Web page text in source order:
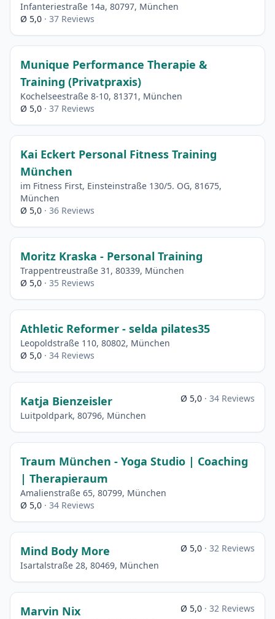
Infanteriestraße 14a, 80797, München
Ø 5,0 · 37 Reviews
Munique Performance Therapie &
Training (Privatpraxis)
Kochelseestraße 8-10, 81371, München
Ø 5,0 · 37 Reviews
Kai Eckert Personal Fitness Training
München
im Fitness First, Einsteinstraße 130/5. OG, 81675,
München
Ø 5,0 · 36 Reviews
Moritz Kraska - Personal Training
Trappentreustraße 31, 80339, München
Ø 5,0 · 35 Reviews
Athletic Reformer - selda pilates35
Leopoldstraße 110, 80802, München
Ø 5,0 · 34 Reviews
Katja Bienzeisler
Luitpoldpark, 80796, München
Ø 5,0 · 34 Reviews
Traum München - Yoga Studio | Coaching
| Therapieraum
Amalienstraße 65, 80799, München
Ø 5,0 · 34 Reviews
Mind Body More
Isartalstraße 28, 80469, München
Ø 5,0 · 32 Reviews
Marvin Nix Ø 5,0 · 32 Reviews